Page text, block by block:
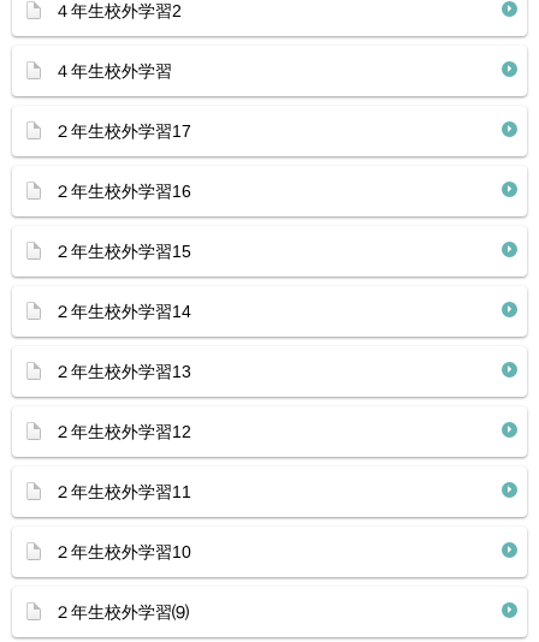
４年生校外学習2
４年生校外学習
２年生校外学習17
２年生校外学習16
２年生校外学習15
２年生校外学習14
２年生校外学習13
２年生校外学習12
２年生校外学習11
２年生校外学習10
２年生校外学習⑼